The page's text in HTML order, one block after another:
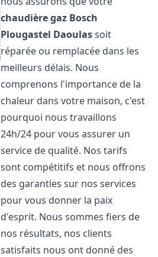
chaudière gaz Bosch
Plougastel Daoulassoit
réparée ou remplacée dans les
meilleurs délais. Nous
comprenons l'importance de la
chaleur dans votre maison, c'est
pourquoi nous travaillons
24h/24 pour vous assurer un
service de qualité. Nos tarifs
sont compétitifs et nous offrons
des garanties sur nos services
pour vous donner la paix
d'esprit. Nous sommes fiers de
nos résultats, nos clients
satisfaits nous ont donné des